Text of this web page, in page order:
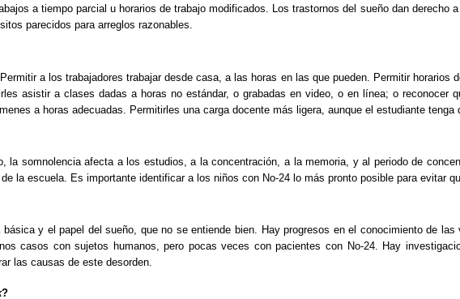
a tiempo parcial u horarios de trabajo modificados. Los trastornos del sueño dan
parecidos para arreglos razonables.
a los trabajadores trabajar desde casa, a las horas en las que pueden. Permitir
asistir a clases dadas a horas no estándar, o grabadas en video, o en línea; o reconocer
a horas adecuadas. Permitirles una carga docente más ligera, aunque el estudiante tenga
la somnolencia afecta a los estudios, a la concentración, a la memoria, y al periodo de
la escuela. Es importante identificar a los niños con No-24 lo más pronto posible para evitar
y el papel del sueño, que no se entiende bien. Hay progresos en el conocimiento de
casos con sujetos humanos, pero pocas veces con pacientes con No-24. Hay
las causas de este desorden.
?